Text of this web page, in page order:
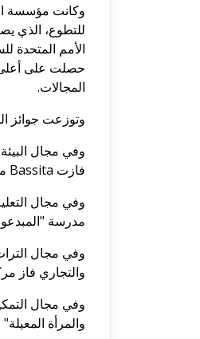
وكانت مؤسسة
للتطوع، الذي
الأمم المتحدة
حصلت على أعلى
المجالات.
وتوزعت جوائز
فازت Bassita من مصر، وفي المؤسسات الحكومية والتجارية فاز "الوقف العلمي" بجامعة الملك عبد العزيز.
مدرسة "المبدعون
وفي مجال
والتجاري فاز
وفي مجال
والمرأة